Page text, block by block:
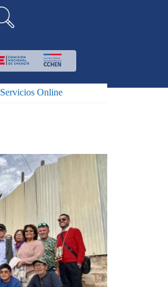
Servicios Online